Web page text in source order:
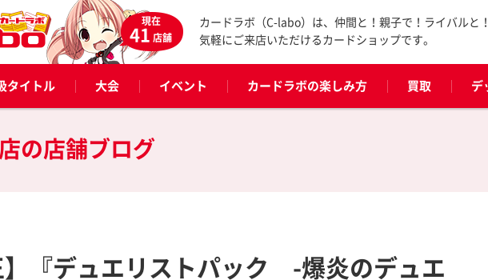
現在
41店舗
カードラボ（C-labo）は、仲間と！親子で！ライバルと
気軽にご来店いただけるカードショップです。
タイトル 大会 イベント カードラボの楽しみ方 買取 デ
の店舗ブログ
】『デュエリストパック -爆炎のデュエ